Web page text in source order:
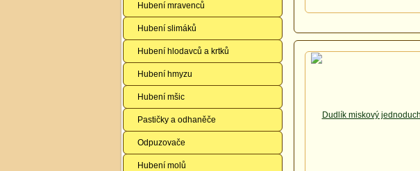
Hubení mravenců
Hubení slimáků
Hubení hlodavců a krtků
Hubení hmyzu
Hubení mšic
Pastičky a odhaněče
Odpuzovače
Hubení molů